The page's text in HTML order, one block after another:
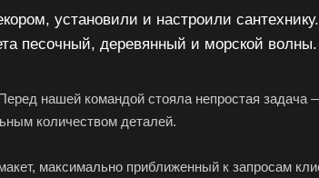
установили и настроили
песочный, деревянный и морской волны.
нашей командой стояла непростая
количеством деталей.
максимально приближенный к запросам